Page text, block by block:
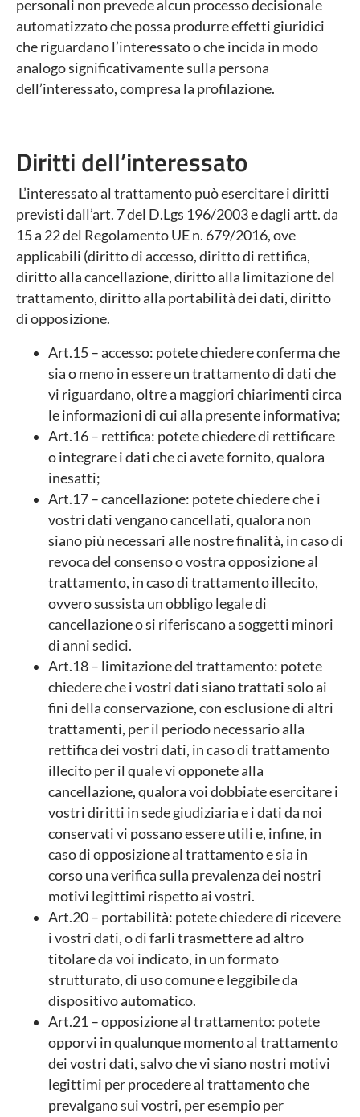
personali non prevede alcun processo decisionale
automatizzato che possa produrre effetti giuridici
che riguardano l’interessato o che incida in modo
analogo significativamente sulla persona
dell’interessato, compresa la profilazione.
Diritti dell’interessato
L’interessato al trattamento può esercitare i diritti
previsti dall’art. 7 del D.Lgs 196/2003 e dagli artt. da
15 a 22 del Regolamento UE n. 679/2016, ove
applicabili (diritto di accesso, diritto di rettifica,
diritto alla cancellazione, diritto alla limitazione del
trattamento, diritto alla portabilità dei dati, diritto
di opposizione.
Art.15 – accesso: potete chiedere conferma che
sia o meno in essere un trattamento di dati che
vi riguardano, oltre a maggiori chiarimenti circa
le informazioni di cui alla presente informativa;
Art.16 – rettifica: potete chiedere di rettificare
o integrare i dati che ci avete fornito, qualora
inesatti;
Art.17 – cancellazione: potete chiedere che i
vostri dati vengano cancellati, qualora non
siano più necessari alle nostre finalità, in caso di
revoca del consenso o vostra opposizione al
trattamento, in caso di trattamento illecito,
ovvero sussista un obbligo legale di
cancellazione o si riferiscano a soggetti minori
di anni sedici.
Art.18 – limitazione del trattamento: potete
chiedere che i vostri dati siano trattati solo ai
fini della conservazione, con esclusione di altri
trattamenti, per il periodo necessario alla
rettifica dei vostri dati, in caso di trattamento
illecito per il quale vi opponete alla
cancellazione, qualora voi dobbiate esercitare i
vostri diritti in sede giudiziaria e i dati da noi
conservati vi possano essere utili e, infine, in
caso di opposizione al trattamento e sia in
corso una verifica sulla prevalenza dei nostri
motivi legittimi rispetto ai vostri.
Art.20 – portabilità: potete chiedere di ricevere
i vostri dati, o di farli trasmettere ad altro
titolare da voi indicato, in un formato
strutturato, di uso comune e leggibile da
dispositivo automatico.
Art.21 – opposizione al trattamento: potete
opporvi in qualunque momento al trattamento
dei vostri dati, salvo che vi siano nostri motivi
legittimi per procedere al trattamento che
prevalgano sui vostri, per esempio per